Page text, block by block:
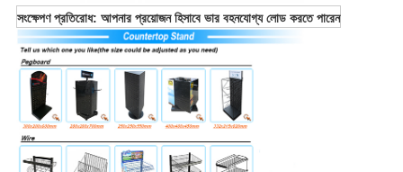
সংক্ষেপণ প্রতিরোধ: আপনার প্রয়োজন হিসাবে ভার বহনযোগ্য লোড করতে পারেন